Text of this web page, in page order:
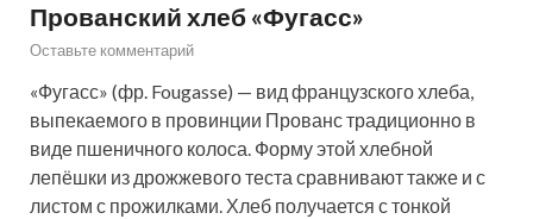
Прованский хлеб «Фугасс»
Оставьте комментарий
«Фугасс» (фр. Fougasse) — вид французского хлеба,
выпекаемого в провинции Прованс традиционно в
виде пшеничного колоса. Форму этой хлебной
лепёшки из дрожжевого теста сравнивают также и с
листом с прожилками. Хлеб получается с тонкой